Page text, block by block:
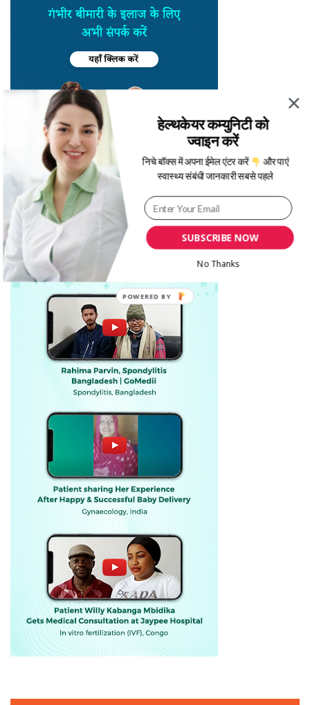
SUBSCRIBE NOW
हेल्थकेयर कम्युनिटी को
ज्वाइन करें
निचे बॉक्स में अपना ईमेल एंटर करें और पाएं
स्वास्थ्य संबंधी जानकारी सबसे पहले
No Thanks
POWERED BY